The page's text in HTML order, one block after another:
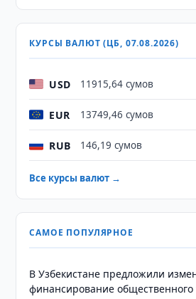
КУРСЫ ВАЛЮТ (ЦБ, 07.08.2026)
USD 11915,64 сумов
EUR 13749,46 сумов
RUB 146,19 сумов
Все курсы валют →
САМОЕ ПОПУЛЯРНОЕ
В Узбекистане предложили
финансирование общественного